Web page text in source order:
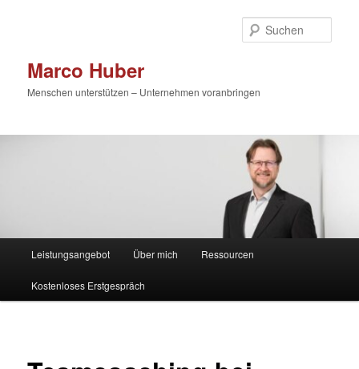
Marco Huber
Menschen unterstützen – Unternehmen voranbringen
Leistungsangebot Über mich Ressourcen
Kostenloses Erstgespräch